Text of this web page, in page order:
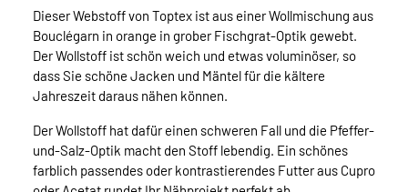
Dieser Webstoff von Toptex ist aus einer Wollmischung aus
Bouclégarn in orange in grober Fischgrat-Optik gewebt.
Der Wollstoff ist schön weich und etwas voluminöser, so
dass Sie schöne Jacken und Mäntel für die kältere
Jahreszeit daraus nähen können.
Der Wollstoff hat dafür einen schweren Fall und die Pfeffer-
und-Salz-Optik macht den Stoff lebendig. Ein schönes
farblich passendes oder kontrastierendes Futter aus Cupro